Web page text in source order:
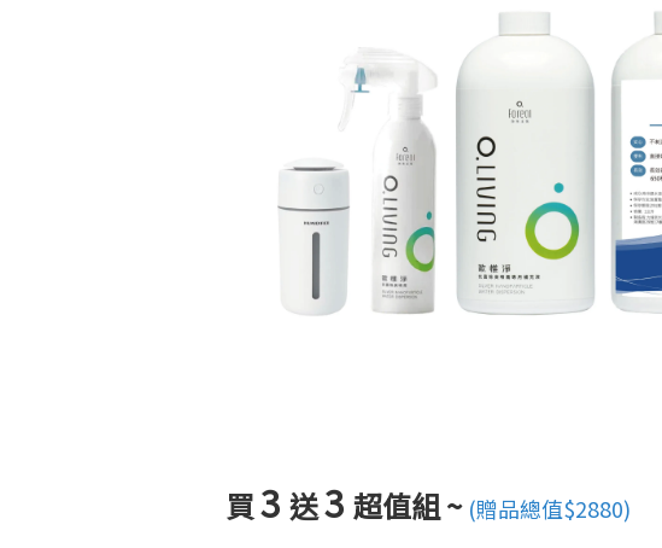
買3 送3 超值組 ~ (贈品總值$2880)